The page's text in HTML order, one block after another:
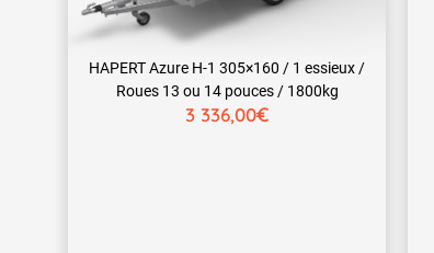
HAPERT Azure H-1 305×160 / 1 essieux /
Roues 13 ou 14 pouces / 1800kg
3 336,00€